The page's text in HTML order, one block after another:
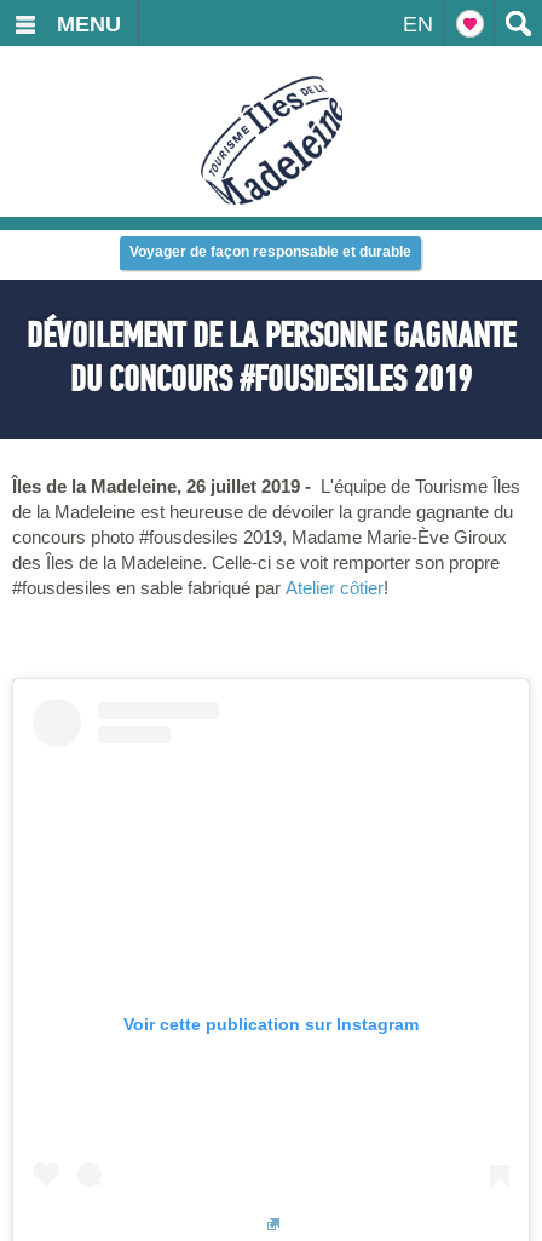
EN
MENU
Voyager de façon responsable et durable
DÉVOILEMENT DE LA PERSONNE GAGNANTE
DU CONCOURS #FOUSDESILES 2019
Îles de la Madeleine, 26 juillet 2019 - L'équipe de Tourisme Îles
de la Madeleine est heureuse de dévoiler la grande gagnante du
concours photo #fousdesiles 2019, Madame Marie-Ève Giroux
des Îles de la Madeleine. Celle-ci se voit remporter son propre
#fousdesiles en sable fabriqué par Atelier côtier!
Voir cette publication sur Instagram